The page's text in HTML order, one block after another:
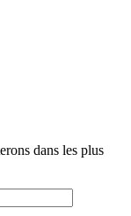
dans les plus